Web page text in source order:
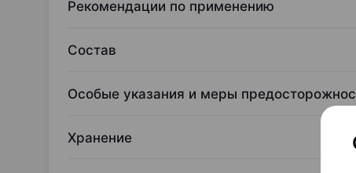
Рекомендации по применению
Состав
Особые указания и меры
Хранение